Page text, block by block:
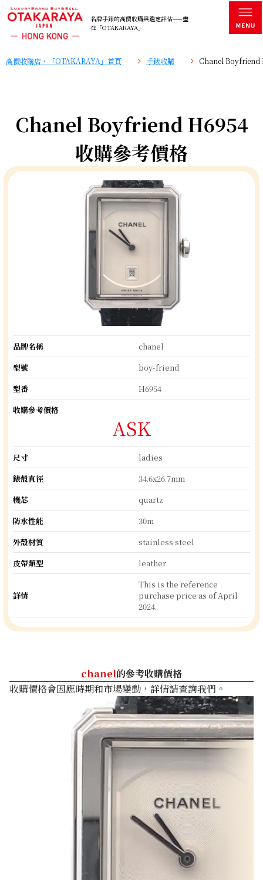
名牌手錶的高價收購與鑑定評估——盡
在「OTAKARAYA」
高價收購店・「OTAKARAYA」首頁 手錶收購 Chanel Boyfriend
Chanel Boyfriend H6954
收購參考價格
品牌名稱
chanel
型號
boy-friend
型番
H6954
收購參考價格
ASK
尺寸
ladies
錶殼直徑
34.6x26.7mm
機芯
quartz
防水性能
30m
外殼材質
stainless steel
皮帶類型
leather
詳情
This is the reference
purchase price as of April
2024.
chanel的參考收購價格
收購價格會因應時期和市場變動，詳情請查詢我們。